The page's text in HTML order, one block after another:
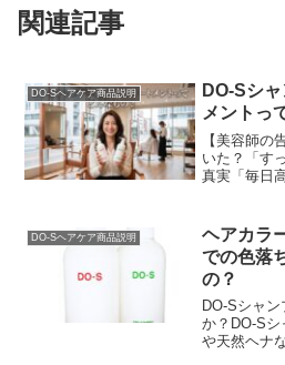
関連記事
DO-Sヘアケア商品説明
DO-Sシ
メントっ
【美容師の
いた？「す
真実「毎日
が細くなり
DO-Sヘアケア商品説明
ヘアカラ
での色落
の？
DO-Sシャ
か？DO-Sシ
や天然ヘナ